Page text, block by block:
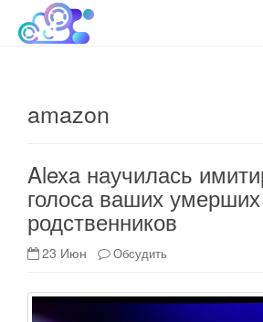
Облако технологий
cloudteh.ru
amazon
Alexa научилась
голоса ваших умерших
родственников
23 Июн Обсудить